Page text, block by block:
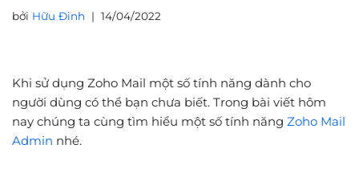
bởi Hữu Đinh 14/04/2022
Khi sử dụng Zoho Mail một số tính năng dành cho
người dùng có thể bạn chưa biết. Trong bài viết hôm
nay chúng ta cùng tìm hiểu một số tính năng Zoho Mail
Admin nhé.